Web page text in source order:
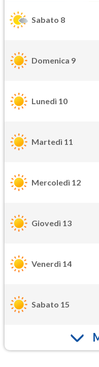
Sabato 8
Domenica 9
Lunedì 10
Martedì 11
Mercoledì 12
Giovedì 13
Venerdì 14
Sabato 15